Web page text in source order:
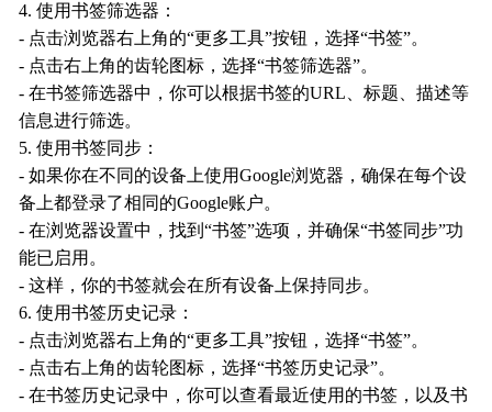
4. 使用书签筛选器：
- 点击浏览器右上角的“更多工具”按钮，选择“书签”。
- 点击右上角的齿轮图标，选择“书签筛选器”。
- 在书签筛选器中，你可以根据书签的URL、标题、描述等
信息进行筛选。
5. 使用书签同步：
- 如果你在不同的设备上使用Google浏览器，确保在每个设
备上都登录了相同的Google账户。
- 在浏览器设置中，找到“书签”选项，并确保“书签同步”功
能已启用。
- 这样，你的书签就会在所有设备上保持同步。
6. 使用书签历史记录：
- 点击浏览器右上角的“更多工具”按钮，选择“书签”。
- 点击右上角的齿轮图标，选择“书签历史记录”。
- 在书签历史记录中，你可以查看最近使用的书签，以及书